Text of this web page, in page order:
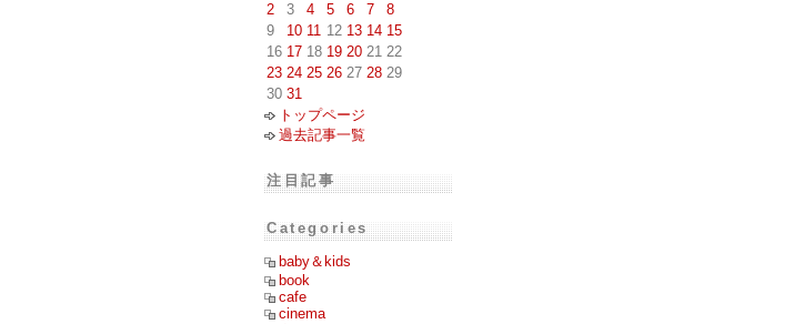
2
3 4 5 6 7
8
9
10 11 12 13 14 15
16 17 18 19 20 21 22
23 24 25 26 27 28 29
30 31
トップページ
過去記事一覧
注目記事
Categories
baby＆kids
book
cafe
cinema